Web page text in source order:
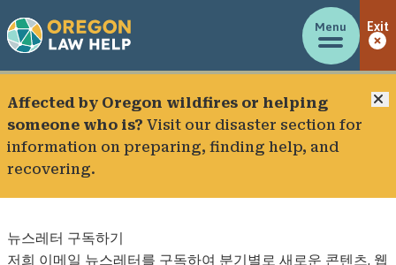
Menu Exit
Affected by Oregon wildfires or helping
someone who is? Visit our disaster section for
information on preparing, finding help, and
recovering.
뉴스레터 구독하기
저희 이메일 뉴스레터를 구독하여 분기별로 새로운 콘텐츠, 웹